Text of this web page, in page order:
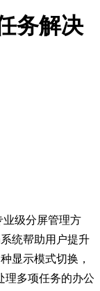
务解决
业级分屏管理方
统帮助用户提升
显示模式切换，
理多项任务的办公